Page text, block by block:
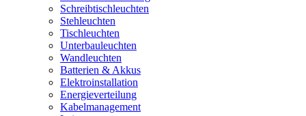
Schreibtischleuchten
Stehleuchten
Tischleuchten
Unterbauleuchten
Wandleuchten
Batterien & Akkus
Elektroinstallation
Energieverteilung
Kabelmanagement